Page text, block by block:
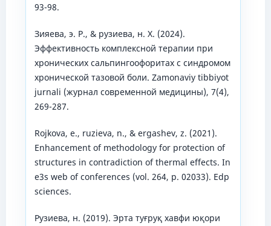
93-98.
Зияева, э. Р., & рузиева, н. Х. (2024).
Эффективность комплексной терапии при
хронических сальпингоофоритах с синдромом
хронической тазовой боли. Zamonaviy tibbiyot
jurnali (журнал современной медицины), 7(4),
269-287.
Rojkova, е., ruzieva, n., & ergashev, z. (2021).
Enhancement of methodology for protection of
structures in contradiction of thermal effects. In
e3s web of conferences (vol. 264, p. 02033). Edp
sciences.
Рузиева, н. (2019). Эрта туғруқ хавфи юқори